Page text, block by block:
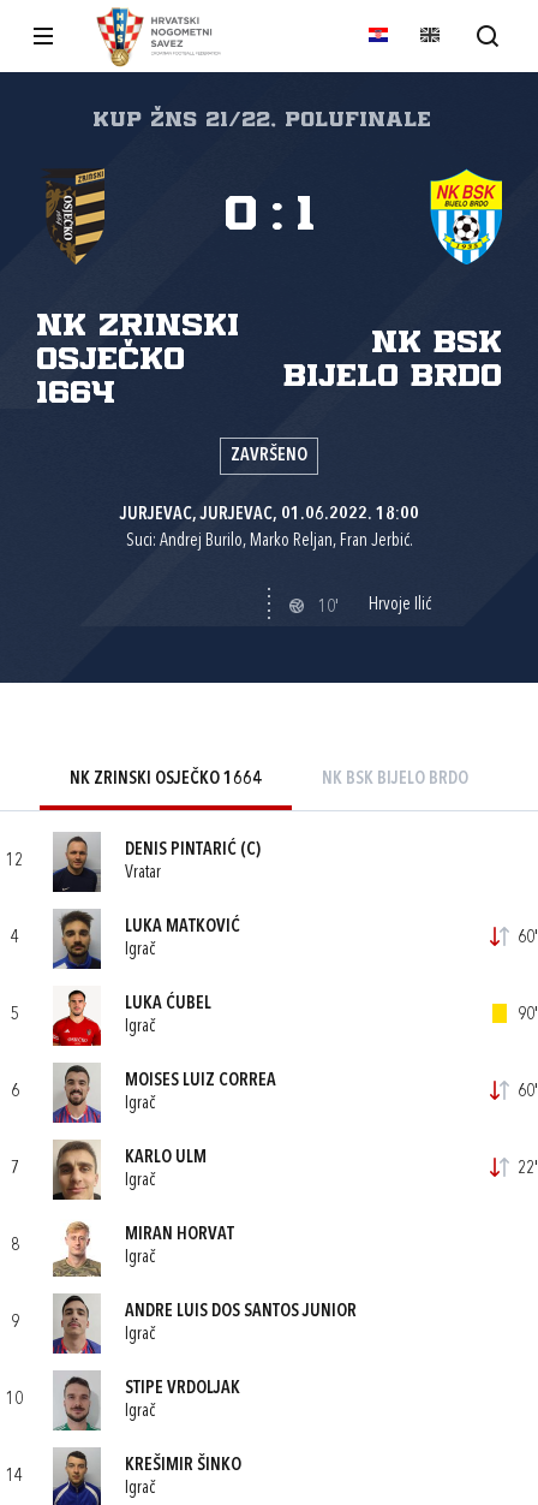
KUP ŽNS 21/22, Polufinale
NK Zrinski
Osječko
1664
NK BSK
Bijelo Brdo
0 : 1
ZAVRŠENO
JURJEVAC, JURJEVAC, 01.06.2022. 18:00
Suci: Andrej Burilo, Marko Reljan, Fran Jerbić.
10' Hrvoje Ilić
NK ZRINSKI OSJEČKO 1664 NK BSK BIJELO BRDO
12
DENIS PINTARIĆ (C)
Vratar
4
LUKA MATKOVIĆ
Igrač
60'
5
LUKA ĆUBEL
Igrač
90'
6
MOISES LUIZ CORREA
Igrač
60'
7
KARLO ULM
Igrač
22'
8
MIRAN HORVAT
Igrač
9
ANDRE LUIS DOS SANTOS JUNIOR
Igrač
10
STIPE VRDOLJAK
Igrač
14
KREŠIMIR ŠINKO
Igrač